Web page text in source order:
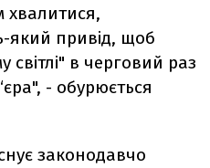
хвалитися,
який привід, щоб
світлі" в черговий раз
- обурюється
законодавчо